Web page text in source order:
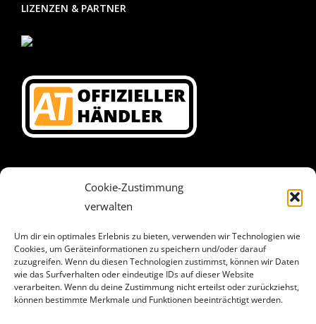
Cookie-Zustimmung
verwalten
Um dir ein optimales Erlebnis zu bieten, verwenden wir Technologien wie
Cookies, um Geräteinformationen zu speichern und/oder darauf
zuzugreifen. Wenn du diesen Technologien zustimmst, können wir Daten
wie das Surfverhalten oder eindeutige IDs auf dieser Website
verarbeiten. Wenn du deine Zustimmung nicht erteilst oder zurückziehst,
können bestimmte Merkmale und Funktionen beeinträchtigt werden.
LIZENZEN & PARTNER
DAS SAGEN UNSERE KUNDEN
KONTAKT
Lindenweg 16
33129 Delbrück